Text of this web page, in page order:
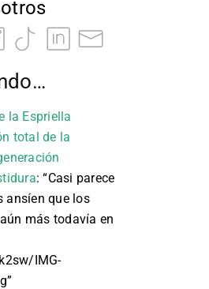
la Espriella
total de la
: “Casi parece
ansíen que los
más todavía en
IMG-
”